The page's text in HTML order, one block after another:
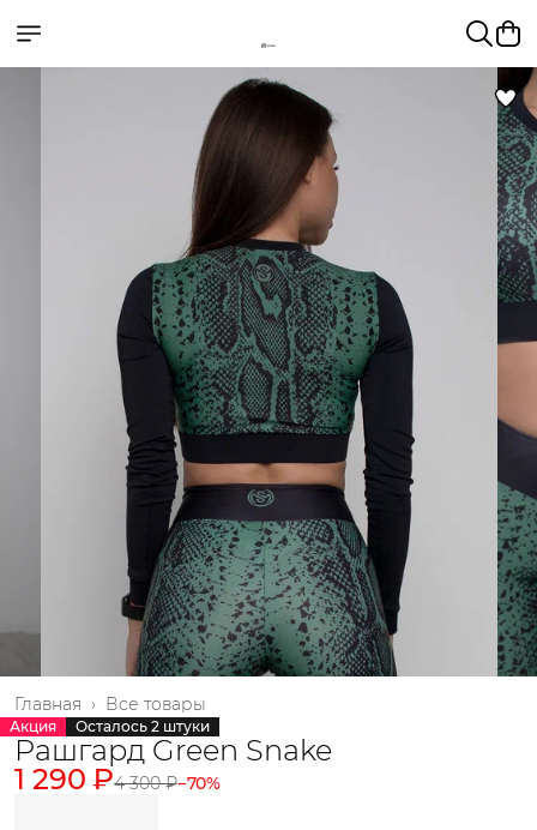
Все товары
Главная ›
Акция Осталось 2 штуки
Рашгард Green Snake
1 290 ₽4 300 ₽−70%